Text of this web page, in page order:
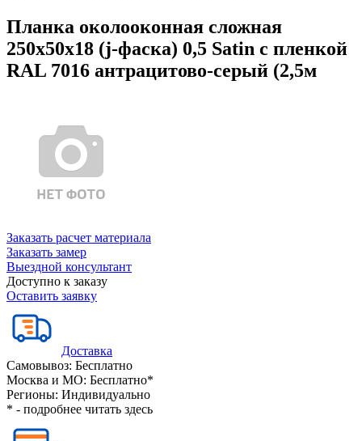
Планка околооконная сложная
250х50х18 (j-фаска) 0,5 Satin с пленкой
RAL 7016 антрацитово-серый (2,5м
Заказать расчет материала
Заказать замер
Выездной консультант
Доступно к заказу
Оставить заявку
Доставка
Самовывоз: Бесплатно
Москва и МО: Бесплатно*
Регионы: Индивидуально
* - подробнее читать здесь